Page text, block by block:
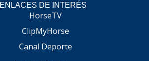
ENLACES DE INTERÉS
HorseTV
ClipMyHorse
Canal Deporte